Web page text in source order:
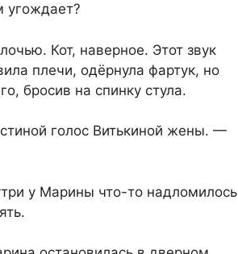
угождает?
Кот, наверное. Этот звук
плечи, одёрнула фартук, но
бросив на спинку стула.
голос Витькиной жены. —
у Марины что-то надломилось